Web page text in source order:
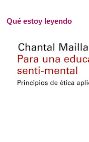
Qué estoy leyendo